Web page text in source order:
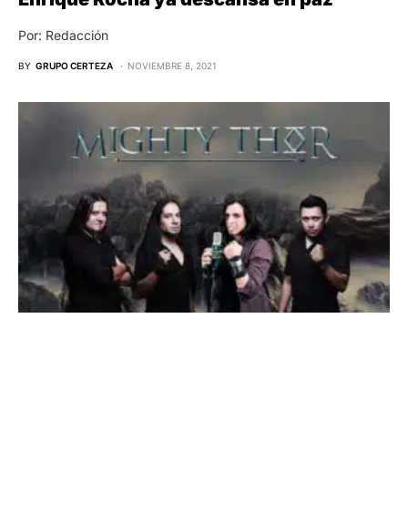
Por: Redacción
BY GRUPO CERTEZA NOVIEMBRE 8, 2021